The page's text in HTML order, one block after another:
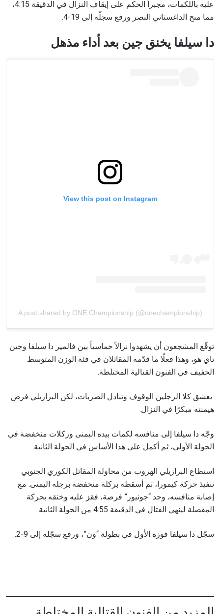
عليه باللكمات، مجبراً الحكم على إيقاف النزال في الدقيقة 4:15،
مما منح الداغستاني النصر ورفع سجلّه إلى 19-4.
دا سيلفا يخنق جين بعد أداء مذهل
View this post on Instagram
A post shared by ONE Championship (@onechampionship)
توقّع المشجعون أن يشهدوا نزالاً حماسياً بين فالمير دا سيلفا وجين
تاي هو، وهذا فعلًا ما قدّمه المقاتلان في فئة الوزن المتوسط
الخفيف في الفنون القتالية المختلطة.
يعشق كلا الرجلين الوقوف وتبادل الضربات، لكن البرازيلي فرض
هيمنته مبكرًا في النزال.
وجّه دا سيلفا إلى منافسه لكمات بيده اليمنى وركلات منخفضة في
الجولة الأولى، ثم أكمل على هذا الأساس في الجولة الثانية.
استطاع البرازيلي الهروب من محاولة المقاتل الكوري الجنوبي
تنفيذ حركة كيمورا، ثم أسقطه بركلة منخفضة برجله اليمنى. مع
إصابة منافسه، وجد “جونيور” فرصة، فقز عليه وخنقه بحركة
المقصلة لينهي القتال في الدقيقة 4:55 من الجولة الثانية.
سجّل دا سيلفا فوزه الأول في بطولة “ون”، ورفع سجّله إلى 9-2.